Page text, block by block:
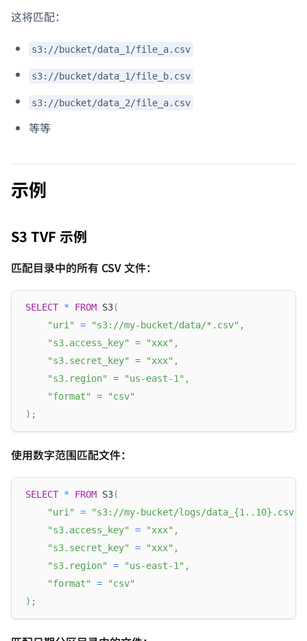
这将匹配：
s3://bucket/data_1/file_a.csv
s3://bucket/data_1/file_b.csv
s3://bucket/data_2/file_a.csv
等等
示例
S3 TVF 示例
匹配目录中的所有 CSV 文件：
SELECT * FROM S3(
"uri"
= "s3://my-bucket/data/*.csv" ,
"s3.access_key"
= "xxx" ,
"s3.secret_key"
= "xxx" ,
"s3.region"
= "us-east-1" ,
"format"
=
"csv"
) ;
使用数字范围匹配文件：
SELECT * FROM S3(
"uri"
= "s3://my-bucket/logs/data_{1..10}.csv"
"s3.access_key"
= "xxx" ,
"s3.secret_key"
= "xxx" ,
"s3.region"
= "us-east-1" ,
"format"
=
"csv"
) ;